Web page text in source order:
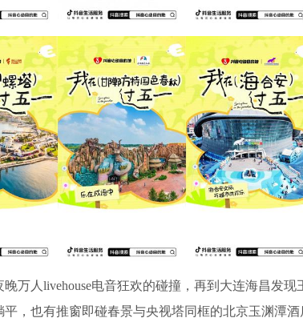
万人livehouse电音狂欢的碰撞，再到大连海昌发现
，也有推窗即碰春景与央视塔同框的北京玉渊潭酒